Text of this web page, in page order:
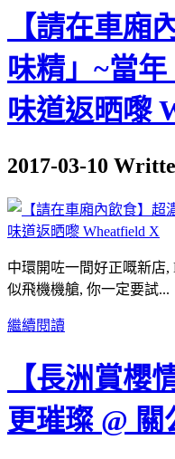
【請在車廂
味精」~當
味道返晒嚟
2017-03-10
中環開咗一間好正嘅新店
似飛機機艙, 你一定要試...
繼續閱讀
【長洲賞櫻
更璀璨 @